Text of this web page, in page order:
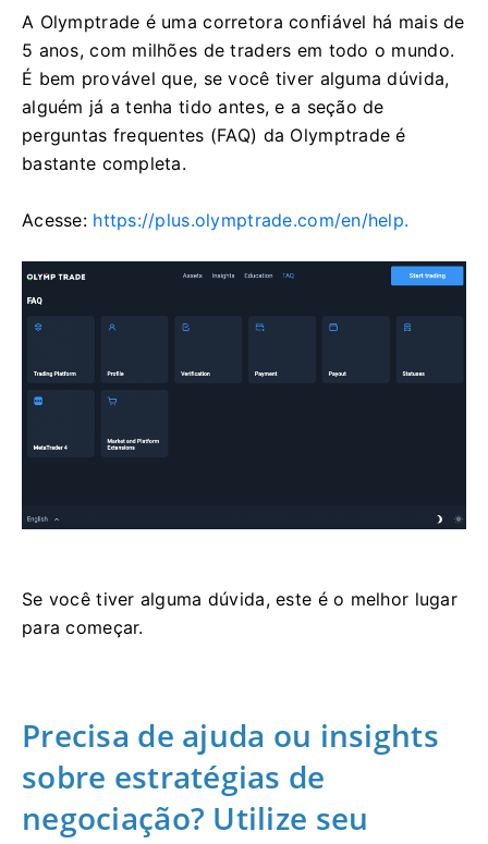
A Olymptrade é uma corretora confiável há mais de
5 anos, com milhões de traders em todo o mundo.
É bem provável que, se você tiver alguma dúvida,
alguém já a tenha tido antes, e a seção de
perguntas frequentes (FAQ) da Olymptrade é
bastante completa.
Acesse: https://plus.olymptrade.com/en/help.
Se você tiver alguma dúvida, este é o melhor lugar
para começar.
Precisa de ajuda ou insights
sobre estratégias de
negociação? Utilize seu